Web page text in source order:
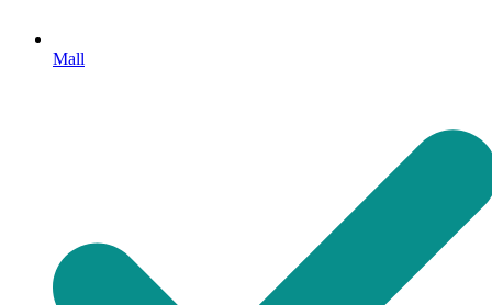
Mall